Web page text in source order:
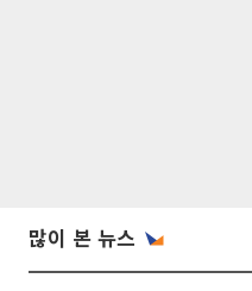
많이 본 뉴스